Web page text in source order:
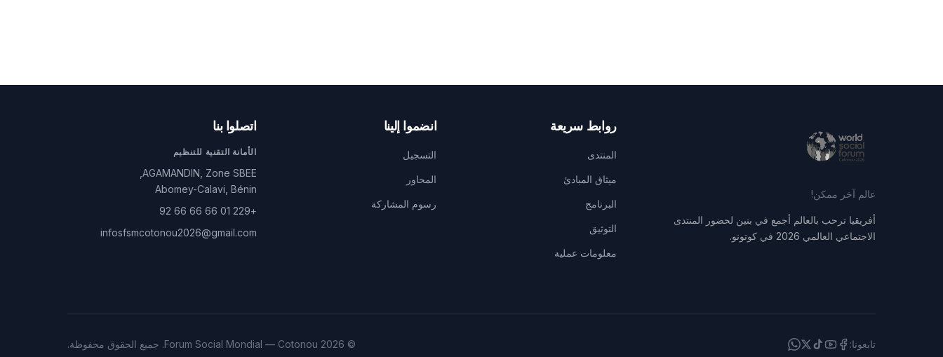
عالم آخر ممكن!
أفريقيا ترحب بالعالم أجمع في بنين لحضور المنتدى
الاجتماعي العالمي 2026 في كوتونو.
روابط سريعة
المنتدى
ميثاق المبادئ
البرنامج
التوثيق
معلومات عملية
انضموا إلينا
التسجيل
المحاور
رسوم المشاركة
اتصلوا بنا
الأمانة التقنية للتنظيم
AGAMANDIN, Zone SBEE,
Abomey-Calavi, Bénin
+229 01 66 66 66 92
infosfsmcotonou2026@gmail.com
تابعونا: © 2026 Forum Social Mondial — Cotonou. جميع الحقوق محفوظة.